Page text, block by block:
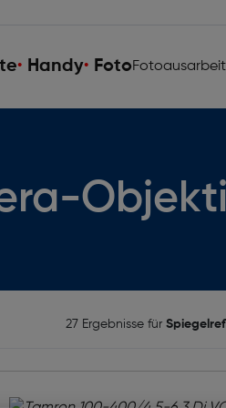
Handy Foto
27 Ergebnisse für